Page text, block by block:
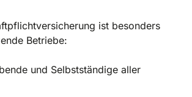
ist besonders
Betriebe:
und Selbstständige aller